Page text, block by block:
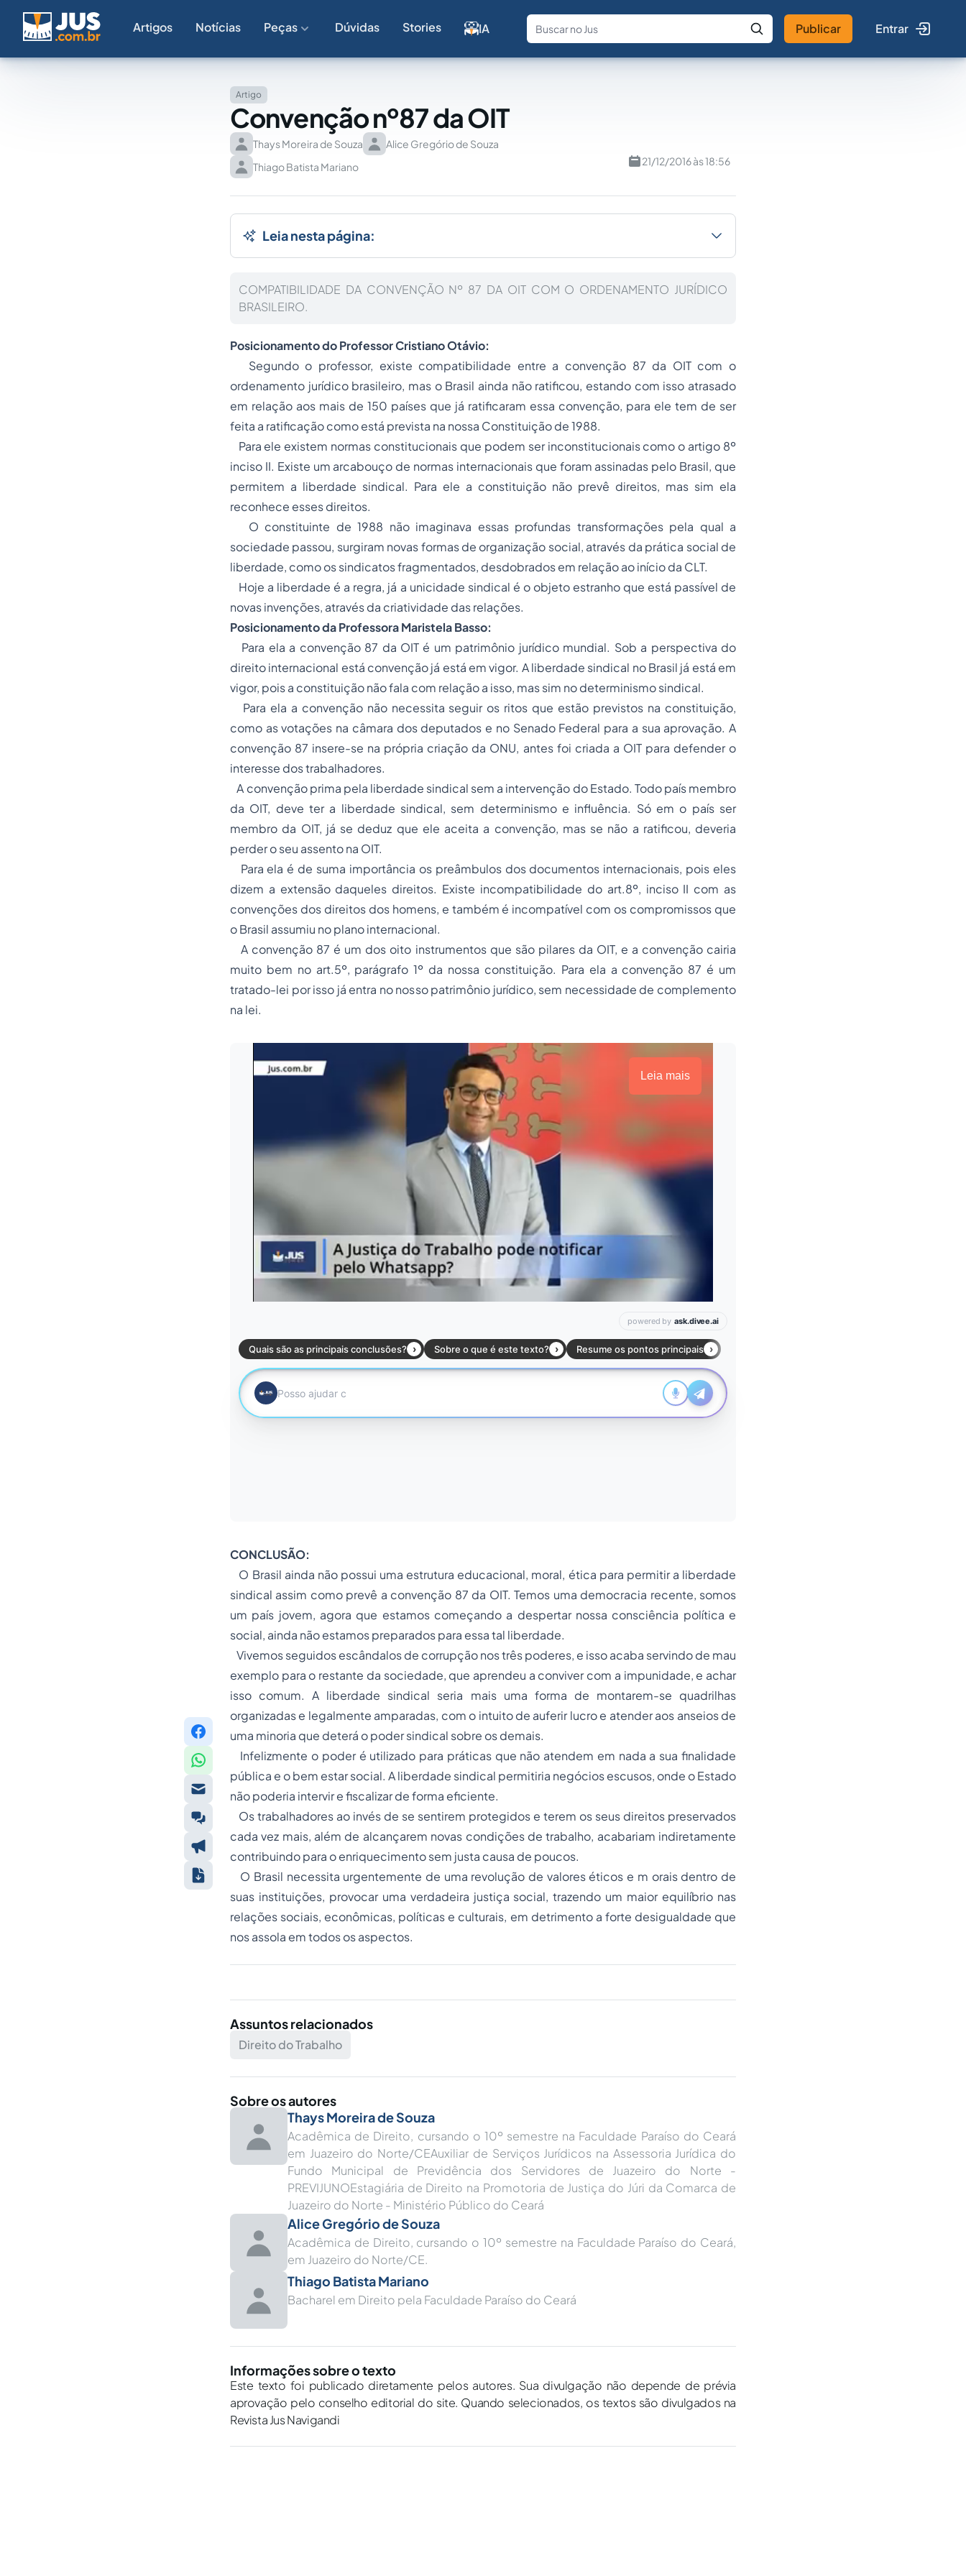
Artigos Notícias Peças Dúvidas Stories IA
Fale com a IA Buscar no Jus
Publicar Entrar
Artigo
Convenção nº87 da OIT
Thays Moreira de Souza
Alice Gregório de Souza
Thiago Batista Mariano
21/12/2016 às 18:56
Leia nesta página:
COMPATIBILIDADE DA CONVENÇÃO Nº 87 DA OIT COM O ORDENAMENTO JURÍDICO
BRASILEIRO.
Posicionamento do Professor Cristiano Otávio:
Segundo o professor, existe compatibilidade entre a convenção 87 da OIT com o
ordenamento jurídico brasileiro, mas o Brasil ainda não ratificou, estando com isso atrasado
em relação aos mais de 150 países que já ratificaram essa convenção, para ele tem de ser
feita a ratificação como está prevista na nossa Constituição de 1988.
Para ele existem normas constitucionais que podem ser inconstitucionais como o artigo 8º
inciso II. Existe um arcabouço de normas internacionais que foram assinadas pelo Brasil, que
permitem a liberdade sindical. Para ele a constituição não prevê direitos, mas sim ela
reconhece esses direitos.
O constituinte de 1988 não imaginava essas profundas transformações pela qual a
sociedade passou, surgiram novas formas de organização social, através da prática social de
liberdade, como ossindicatosfragmentados, desdobrados em relação ao início da CLT.
Hoje a liberdade é a regra, já a unicidade sindical é o objeto estranho que está passível de
novas invenções, através da criatividade das relações.
Posicionamento da Professora Maristela Basso:
Para ela a convenção 87 da OIT é um patrimônio jurídico mundial. Sob a perspectiva do
direito internacional está convenção já está em vigor. A liberdade sindical no Brasil já está em
vigor, pois a constituição não fala com relação a isso, mas sim no determinismo sindical.
Para ela a convenção não necessita seguir os ritos que estão previstos na constituição,
como as votações na câmara dos deputados e no Senado Federal para a sua aprovação. A
convenção 87 insere-se na própria criação da ONU, antes foi criada a OIT para defender o
interesse dos trabalhadores.
A convenção prima pela liberdade sindical sem a intervenção do Estado. Todo país membro
da OIT, deve ter a liberdade sindical, sem determinismo e influência. Só em o país ser
membro da OIT, já se deduz que ele aceita a convenção, mas se não a ratificou, deveria
perder o seu assento na OIT.
Para ela é de suma importância os preâmbulos dos documentos internacionais, pois eles
dizem a extensão daqueles direitos. Existe incompatibilidade do art.8º, inciso II com as
convenções dos direitos dos homens, e também é incompatível com os compromissos que
o Brasil assumiu no plano internacional.
A convenção 87 é um dos oito instrumentos que são pilares da OIT, e a convenção cairia
muito bem no art.5º, parágrafo 1º da nossa constituição. Para ela a convenção 87 é um
tratado-lei por isso já entra no nosso patrimônio jurídico, sem necessidade de complemento
na lei.
Leia mais
CONCLUSÃO:
O Brasil ainda não possui uma estrutura educacional, moral, ética para permitir a liberdade
sindical assim como prevê a convenção 87 da OIT. Temos uma democracia recente, somos
um país jovem, agora que estamos começando a despertar nossa consciência política e
social, ainda não estamos preparados para essa tal liberdade.
Vivemos seguidos escândalos de corrupção nos três poderes, e isso acaba servindo de mau
exemplo para o restante da sociedade, que aprendeu a conviver com a impunidade, e achar
isso comum. A liberdade sindical seria mais uma forma de montarem-se quadrilhas
organizadas e legalmente amparadas, com o intuito de auferir lucro e atender aos anseios de
uma minoria que deterá o poder sindical sobre os demais.
Infelizmente o poder é utilizado para práticas que não atendem em nada a sua finalidade
pública e o bem estar social. A liberdade sindical permitiria negócios escusos, onde o Estado
não poderia intervir e fiscalizar de forma eficiente.
Os trabalhadores ao invés de se sentirem protegidos e terem os seus direitos preservados
cada vez mais, além de alcançarem novas condições de trabalho, acabariam indiretamente
contribuindo para o enriquecimento sem justa causa de poucos.
O Brasil necessita urgentemente de uma revolução de valores éticos e m orais dentro de
suas instituições, provocar uma verdadeira justiça social, trazendo um maior equilíbrio nas
relações sociais, econômicas, políticas e culturais, em detrimento a forte desigualdade que
nos assola em todos os aspectos.
Assuntos relacionados
Direito do Trabalho
Sobre os autores
Thays Moreira de Souza
Acadêmica de Direito, cursando o 10º semestre na Faculdade Paraíso do Ceará
em Juazeiro do Norte/CEAuxiliar de Serviços Jurídicos na Assessoria Jurídica do
Fundo Municipal de Previdência dos Servidores de Juazeiro do Norte -
PREVIJUNOEstagiária de Direito na Promotoria de Justiça do Júri da Comarca de
Juazeiro do Norte - Ministério Público do Ceará
Alice Gregório de Souza
Acadêmica de Direito, cursando o 10º semestre na Faculdade Paraíso do Ceará,
em Juazeiro do Norte/CE.
Thiago Batista Mariano
Bacharel em Direito pela Faculdade Paraíso do Ceará
Informações sobre o texto
Este texto foi publicado diretamente pelos autores. Sua divulgação não depende de prévia
aprovação pelo conselho editorial do site. Quando selecionados, os textos são divulgados na
Revista Jus Navigandi